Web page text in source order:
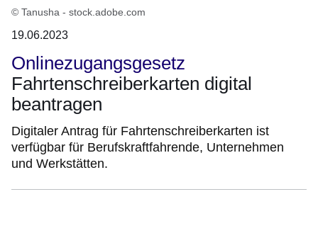
© Tanusha - stock.adobe.com
19.06.2023
Onlinezugangsgesetz
Fahrtenschreiberkarten digital
beantragen
Digitaler Antrag für Fahrtenschreiberkarten ist
verfügbar für Berufskraftfahrende, Unternehmen
und Werkstätten.